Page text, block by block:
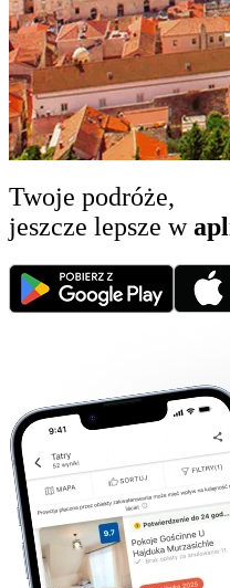
Twoje podróże,
jeszcze lepsze w